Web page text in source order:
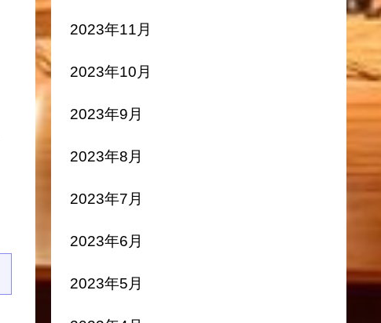
2023年11月
2023年10月
2023年9月
2023年8月
2023年7月
2023年6月
2023年5月